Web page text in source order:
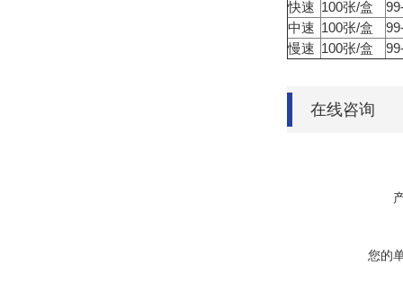
快速 100张/盒
中速 100张/盒
慢速 100张/盒
在线咨询
您的